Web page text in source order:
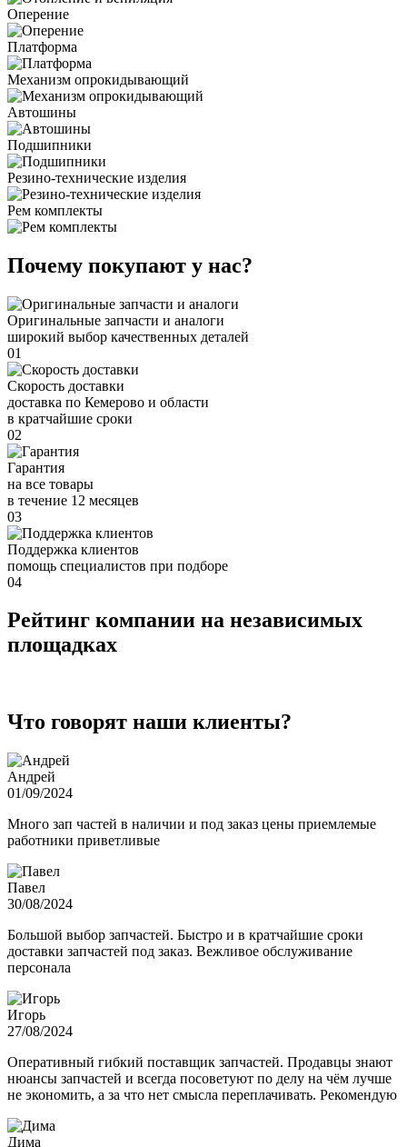
Оперение
Платформа
Механизм опрокидывающий
Автошины
Подшипники
Резино-технические изделия
Рем комплекты
Почему покупают у нас?
Оригинальные запчасти и аналоги
широкий выбор качественных деталей
01
Скорость доставки
доставка по Кемерово и области
в кратчайшие сроки
02
Гарантия
на все товары
в течение 12 месяцев
03
Поддержка клиентов
помощь специалистов при подборе
04
Рейтинг компании на независимых
площадках
Что говорят наши клиенты?
Андрей
01/09/2024
Много зап частей в наличии и под заказ цены приемлемые
работники приветливые
Павел
30/08/2024
Большой выбор запчастей. Быстро и в кратчайшие сроки
доставки запчастей под заказ. Вежливое обслуживание
персонала
Игорь
27/08/2024
Оперативный гибкий поставщик запчастей. Продавцы знают
нюансы запчастей и всегда посоветуют по делу на чём лучше
не экономить, а за что нет смысла переплачивать. Рекомендую
Дима